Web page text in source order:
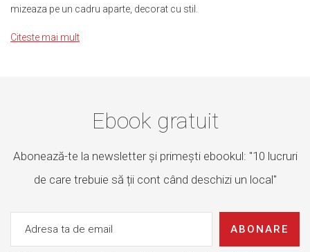
mizeaza pe un cadru aparte, decorat cu stil.
Citeste mai mult
Ebook gratuit
Abonează-te la newsletter și primești ebookul: "10 lucruri
de care trebuie să ții cont când deschizi un local"
ABONARE